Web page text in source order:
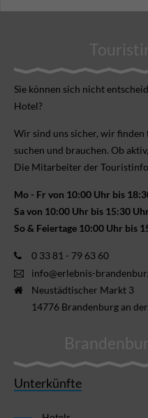
Sie können sich nicht
Hotel?
Wir sind uns sicher, wir finden
suchen und brauchen. Ob
Die Mitarbeiter der
Mo - Fr von 10:00 Uhr bis
Sa von 10:00 Uhr bis 15:30
So & Feiertage 10:00 Uhr bis
0 33 81 - 79 63 60
info@erlebnis-
Neustädtischer Markt 3
14776 Brandenburg an
Unterkünfte